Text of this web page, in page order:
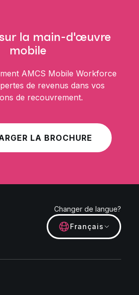
la main-d'œuvre
mobile
AMCS Mobile Workforce
de revenus dans vos
de recouvrement.
LA BROCHURE
Changer de langue?
Français